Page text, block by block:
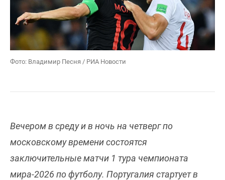
Фото: Владимир Песня / РИА Новости
Вечером в среду и в ночь на четверг по
московскому времени состоятся
заключительные матчи 1 тура чемпионата
мира-2026 по футболу. Португалия стартует в